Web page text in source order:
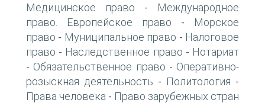
Медицинское право -
Международное
право. Европейское право -
Морское
право - Муниципальное право - Налоговое
право - Наследственное право - Нотариат
- Обязательственное право - Оперативно-
розыскная деятельность - Политология -
Права человека - Право зарубежных стран